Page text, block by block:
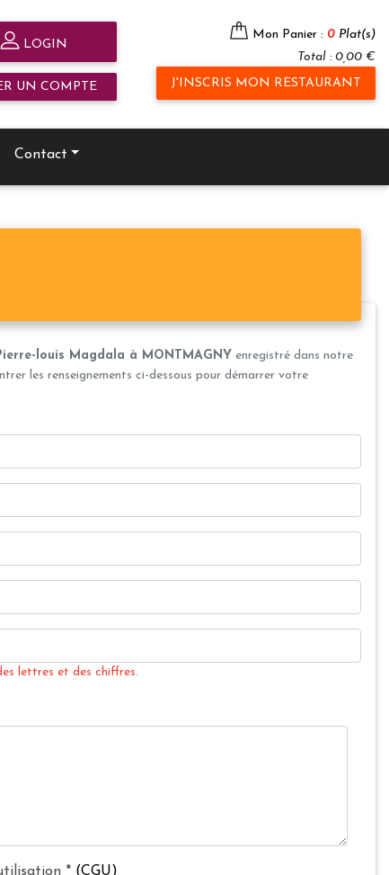
LOGIN
UN COMPTE
Mon Panier : 0 Plat(s)
Total : 0,00 €
J'INSCRIS MON RESTAURANT
Contact
louis Magdala à MONTMAGNY enregistré dans notre
les renseignements ci-dessous pour démarrer votre
lettres et des chiffres.
* (CGU)